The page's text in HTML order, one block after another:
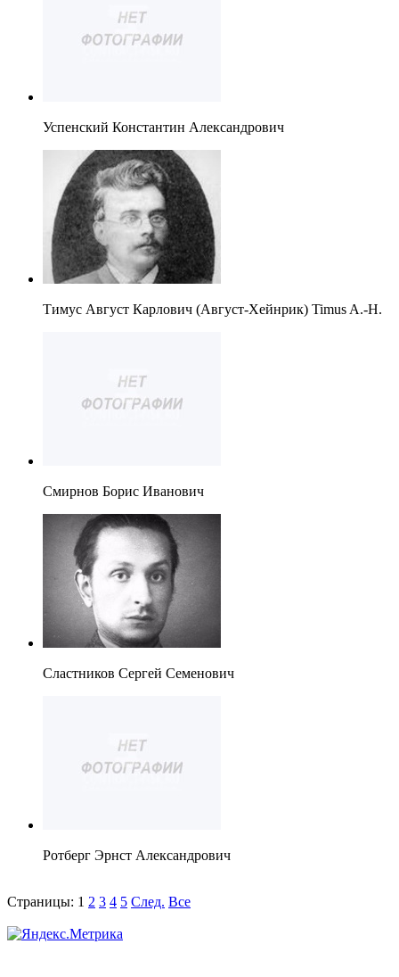
Успенский Константин Александрович
Тимус Август Карлович (Август-Хейнрик) Timus A.-H.
Смирнов Борис Иванович
Сластников Сергей Семенович
Ротберг Эрнст Александрович
Страницы: 1 2 3 4 5 След. Все